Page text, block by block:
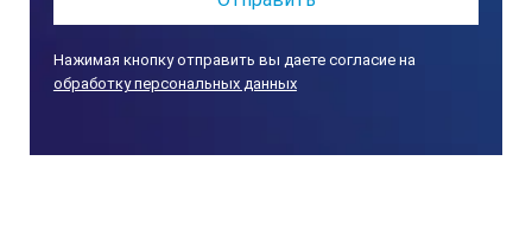
Нажимая кнопку отправить вы даете согласие на
обработку персональных данных